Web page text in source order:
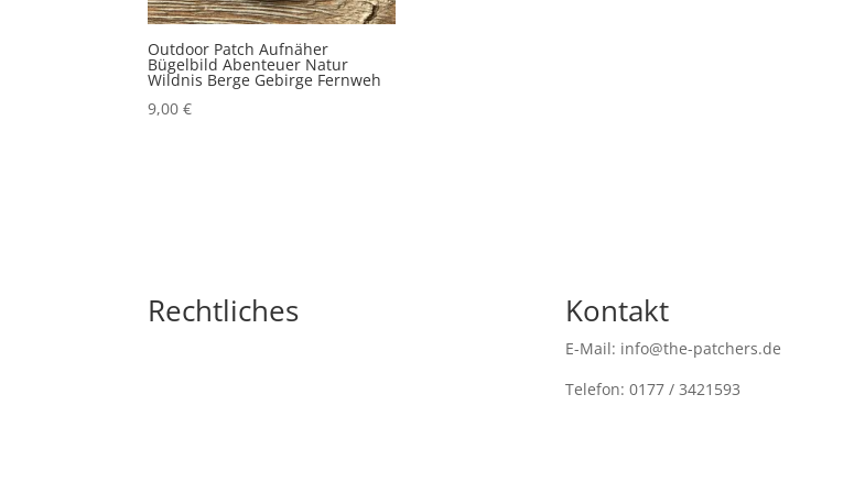
Outdoor Patch Aufnäher
Bügelbild Abenteuer Natur
Wildnis Berge Gebirge Fernweh
9,00€
Rechtliches Kontakt
E-Mail: info@the-patchers.de
Telefon: 0177 / 3421593